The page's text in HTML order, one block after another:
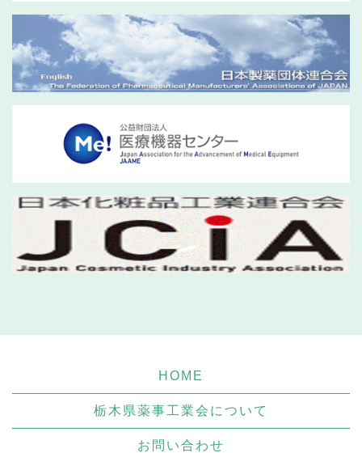
HOME
栃木県薬事工業会について
お問い合わせ